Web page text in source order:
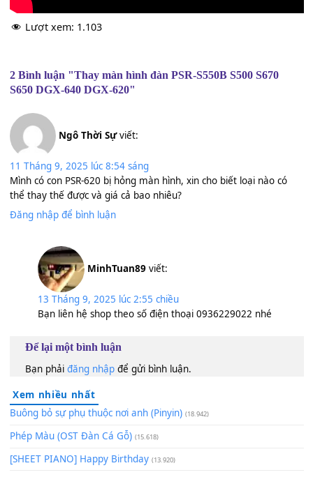
Lượt xem: 1.103
2 Bình luận "Thay màn hình đàn PSR-S550B S500 S670
S650 DGX-640 DGX-620
Ngô Thời Sự
11 Tháng 9, 2025 lúc 8:54 sáng
Mình có con PSR-620 bị hỏng màn hình, xin cho biết loại nào
thể thay thế được và giá cả bao nhiêu?
Đăng nhập để bình luận